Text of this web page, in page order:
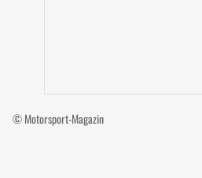
© Motorsport-Magazin